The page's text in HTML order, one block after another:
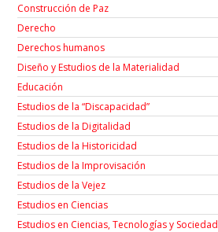
Construcción de Paz
Derecho
Derechos humanos
Diseño y Estudios de la Materialidad
Educación
Estudios de la “Discapacidad”
Estudios de la Digitalidad
Estudios de la Historicidad
Estudios de la Improvisación
Estudios de la Vejez
Estudios en Ciencias
Estudios en Ciencias, Tecnologías y Sociedad